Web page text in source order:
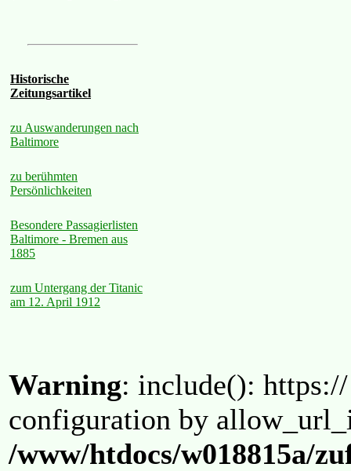
Historische
Zeitungsartikel
zu Auswanderungen nach
Baltimore
zu berühmten
Persönlichkeiten
Besondere Passagierlisten
Baltimore - Bremen aus
1885
zum Untergang der Titanic
am 12. April 1912
Warning: include():
configuration by
/www/htdocs/w018815a/